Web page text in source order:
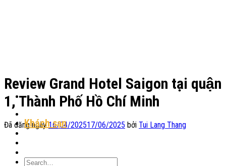
Khách sạn
Homestay
Review Grand Hotel Saigon tại quận
1, Thành Phố Hồ Chí Minh
Đã đăng ngày16/04/202517/06/2025 bởi Tui Lang Thang